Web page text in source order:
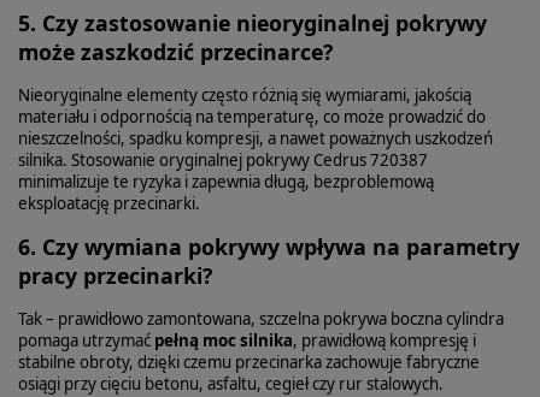
5. Czy zastosowanie nieoryginalnej pokrywy
może zaszkodzić przecinarce?
Nieoryginalne elementy często różnią się wymiarami, jakością
materiału i odpornością na temperaturę, co może prowadzić do
nieszczelności, spadku kompresji, a nawet poważnych uszkodzeń
silnika. Stosowanie oryginalnej pokrywy Cedrus 720387
minimalizuje te ryzyka i zapewnia długą, bezproblemową
eksploatację przecinarki.
6. Czy wymiana pokrywy wpływa na parametry
pracy przecinarki?
Tak – prawidłowo zamontowana, szczelna pokrywa boczna cylindra
pomaga utrzymać pełną moc silnika, prawidłową kompresję i
stabilne obroty, dzięki czemu przecinarka zachowuje fabryczne
osiągi przy cięciu betonu, asfaltu, cegieł czy rur stalowych.